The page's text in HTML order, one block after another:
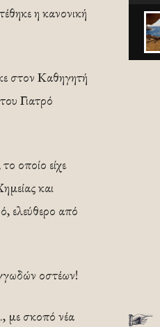
η κανονική
στον Καθηγητή
Γιατρό
οποίο είχε
και
ελεύθερο από
οστέων!
με σκοπό νέα